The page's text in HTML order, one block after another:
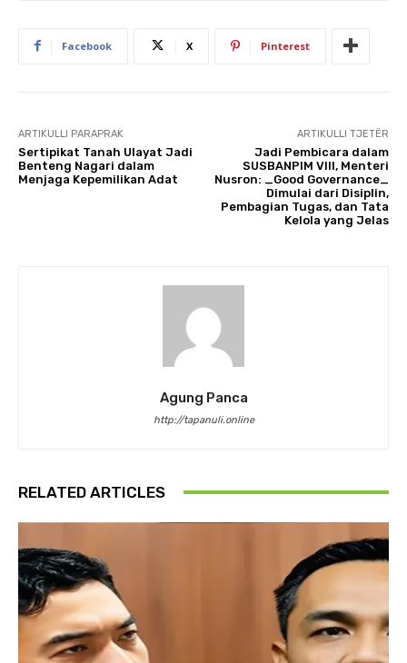
Facebook X Pinterest
ARTIKULLI PARAPRAK
Sertipikat Tanah Ulayat Jadi
Benteng Nagari dalam
Menjaga Kepemilikan Adat
ARTIKULLI TJETËR
Jadi Pembicara dalam
SUSBANPIM VIII, Menteri
Nusron: _Good Governance_
Dimulai dari Disiplin,
Pembagian Tugas, dan Tata
Kelola yang Jelas
Agung Panca
http://tapanuli.online
RELATED ARTICLES